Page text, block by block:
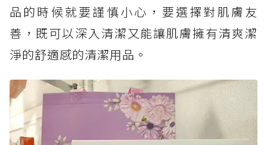
品的時候就要謹慎小心，要選擇對肌膚友
善，既可以深入清潔又能讓肌膚擁有清爽潔
淨的舒適感的清潔用品。